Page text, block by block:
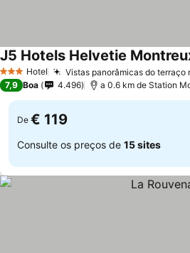
3 EstrelasHotel Vistas panorâmicas do terraço
J5 Hotels Helvetie
7,9 Boa 4.496 a 0.6 km de Station
De € 119
Consulte os preços de 15 sites